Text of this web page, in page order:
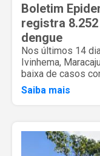
Boletim
registra
dengue
Nos últimos 14
Ivinhema,
baixa de casos
Saiba mais